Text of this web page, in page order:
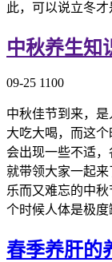
此，可以说立冬
中秋养生知
09-25 1100
中秋佳节到来，
大吃大喝，而这
会出现一些不适
就带领大家一起
乐而又难忘的中
个时候人体是极
春季养肝的